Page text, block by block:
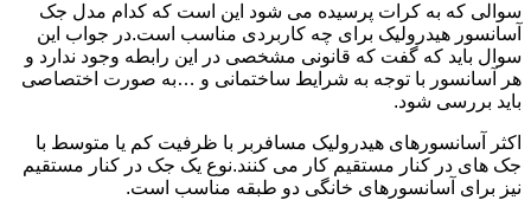
سوالی که به کرات پرسیده می شود این است که کدام مدل جک
آسانسور هیدرولیک برای چه کاربردی مناسب است.در جواب این
سوال باید که گفت که قانونی مشخصی در این رابطه وجود ندارد و
هر آسانسور با توجه به شرایط ساختمانی و …به صورت اختصاصی
باید بررسی شود.
اکثر آسانسورهای هیدرولیک مسافربر با ظرفیت کم یا متوسط با
جک های در کنار مستقیم کار می کنند.نوع یک جک در کنار مستقیم
نیز برای آسانسورهای خانگی دو طبقه مناسب است.